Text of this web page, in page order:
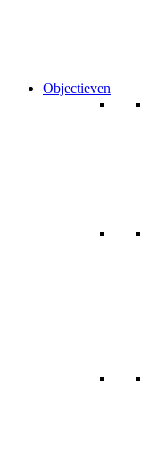
Objectieven